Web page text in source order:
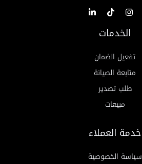
الخدمات
تفعيل الضمان
متابعة الصيانة
طلب تصدير
مبيعات
خدمة العملاء
سياسة الخصوصية